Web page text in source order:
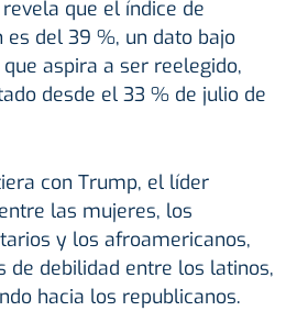
que el índice de
es del 39 %, un dato bajo
aspira a ser reelegido,
desde el 33 % de julio de
con Trump, el líder
las mujeres, los
y los afroamericanos,
de debilidad entre los latinos,
hacia los republicanos.